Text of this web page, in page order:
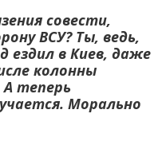
совести,
ВСУ? Ты, ведь,
ездил в Киев, даже
колонны
А теперь
Морально